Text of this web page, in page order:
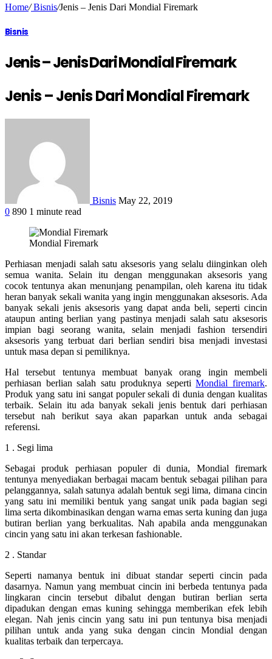
Home/Bisnis/Jenis – Jenis Dari Mondial Firemark
Bisnis
Jenis – Jenis Dari Mondial Firemark
Jenis – Jenis Dari Mondial Firemark
Bisnis May 22, 2019
0 890 1 minute read
Mondial Firemark
Perhiasan menjadi salah satu aksesoris yang selalu diinginkan oleh
semua wanita. Selain itu dengan menggunakan aksesoris yang
cocok tentunya akan menunjang penampilan, oleh karena itu tidak
heran banyak sekali wanita yang ingin menggunakan aksesoris. Ada
banyak sekali jenis aksesoris yang dapat anda beli, seperti cincin
ataupun anting berlian yang pastinya menjadi salah satu aksesoris
impian bagi seorang wanita, selain menjadi fashion tersendiri
aksesoris yang terbuat dari berlian sendiri bisa menjadi investasi
untuk masa depan si pemiliknya.
Hal tersebut tentunya membuat banyak orang ingin membeli
perhiasan berlian salah satu produknya sepertiMondial firemark.
Produk yang satu ini sangat populer sekali di dunia dengan kualitas
terbaik. Selain itu ada banyak sekali jenis bentuk dari perhiasan
tersebut nah berikut saya akan paparkan untuk anda sebagai
referensi.
1 . Segi lima
Sebagai produk perhiasan populer di dunia, Mondial firemark
tentunya menyediakan berbagai macam bentuk sebagai pilihan para
pelanggannya, salah satunya adalah bentuk segi lima, dimana cincin
yang satu ini memiliki bentuk yang sangat unik pada bagian segi
lima serta dikombinasikan dengan warna emas serta kuning dan juga
butiran berlian yang berkualitas. Nah apabila anda menggunakan
cincin yang satu ini akan terkesan fashionable.
2 . Standar
Seperti namanya bentuk ini dibuat standar seperti cincin pada
dasarnya. Namun yang membuat cincin ini berbeda tentunya pada
lingkaran cincin tersebut dibalut dengan butiran berlian serta
dipadukan dengan emas kuning sehingga memberikan efek lebih
elegan. Nah jenis cincin yang satu ini pun tentunya bisa menjadi
pilihan untuk anda yang suka dengan cincin Mondial dengan
kualitas terbaik dan terpercaya.